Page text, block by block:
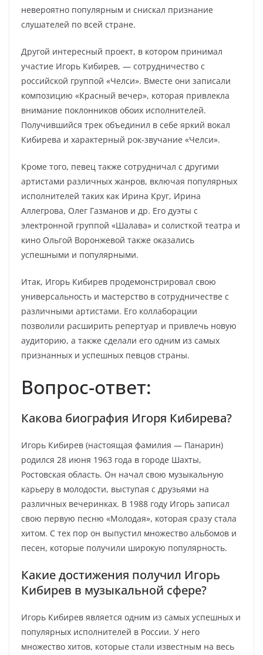
невероятно популярным и снискал признание
слушателей по всей стране.
Другой интересный проект, в котором принимал
участие Игорь Кибирев, — сотрудничество с
российской группой «Челси». Вместе они записали
композицию «Красный вечер», которая привлекла
внимание поклонников обоих исполнителей.
Получившийся трек объединил в себе яркий вокал
Кибирева и характерный рок-звучание «Челси».
Кроме того, певец также сотрудничал с другими
артистами различных жанров, включая популярных
исполнителей таких как Ирина Круг, Ирина
Аллегрова, Олег Газманов и др. Его дуэты с
электронной группой «Шалава» и солисткой театра и
кино Ольгой Воронжевой также оказались
успешными и популярными.
Итак, Игорь Кибирев продемонстрировал свою
универсальность и мастерство в сотрудничестве с
различными артистами. Его коллаборации
позволили расширить репертуар и привлечь новую
аудиторию, а также сделали его одним из самых
признанных и успешных певцов страны.
Вопрос-ответ:
Какова биография Игоря Кибирева?
Игорь Кибирев (настоящая фамилия — Панарин)
родился 28 июня 1963 года в городе Шахты,
Ростовская область. Он начал свою музыкальную
карьеру в молодости, выступая с друзьями на
различных вечеринках. В 1988 году Игорь записал
свою первую песню «Молодая», которая сразу стала
хитом. С тех пор он выпустил множество альбомов и
песен, которые получили широкую популярность.
Какие достижения получил Игорь
Кибирев в музыкальной сфере?
Игорь Кибирев является одним из самых успешных и
популярных исполнителей в России. У него
множество хитов, которые стали известным на весь